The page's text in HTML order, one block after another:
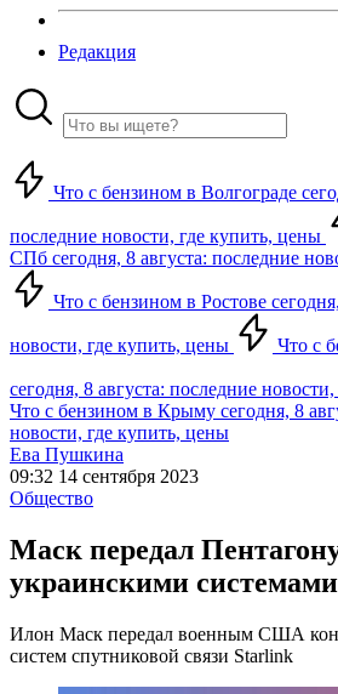
Редакция
Что с бензином в Волгограде
последние новости, где купить, цены
СПб сегодня, 8 августа: последние
Что с бензином в Ростове
новости, где купить, цены Что с
сегодня, 8 августа: последние
Что с бензином в Крыму сегодня, 8
новости, где купить, цены
Ева Пушкина
09:32 14 сентября 2023
Общество
Маск передал
украинскими
Илон Маск передал военным США
систем спутниковой связи Starlink